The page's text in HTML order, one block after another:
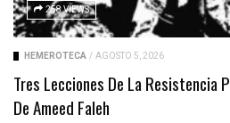
258 VIEWS
HEMEROTECA / AGOSTO 5, 2026
Tres Lecciones De La Resistencia
De Ameed Faleh